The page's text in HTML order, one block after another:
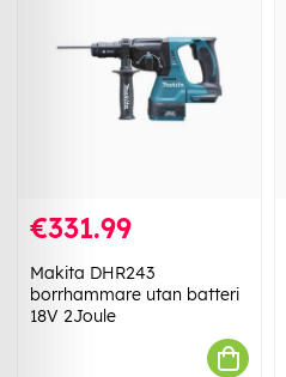
€331.99
Makita DHR243
borrhammare utan batteri
18V 2Joule